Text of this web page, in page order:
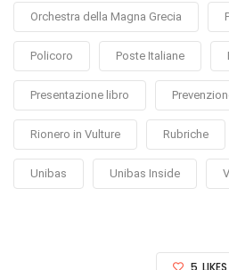
Orchestra della Magna Grecia
Policoro Poste Italiane
Presentazione libro
Rionero in Vulture Rubriche
Unibas Unibas Inside